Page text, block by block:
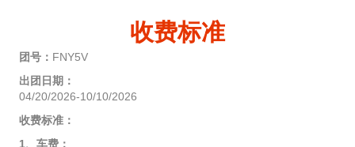
收费标准
团号： FNY5V
出团日期：
04/20/2026-10/10/2026
收费标准：
1、车费：